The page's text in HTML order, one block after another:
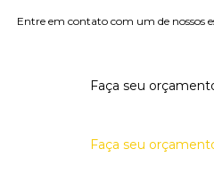
Entre em contato com um de nossos
Faça seu
Faça seu